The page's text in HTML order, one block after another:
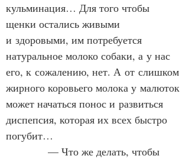
кульминация… Для того чтобы
щенки остались живыми
и здоровыми, им потребуется
натуральное молоко собаки, а у нас
его, к сожалению, нет. А от слишком
жирного коровьего молока у малюток
может начаться понос и развиться
диспепсия, которая их всех быстро
погубит…
— Что же делать, чтобы